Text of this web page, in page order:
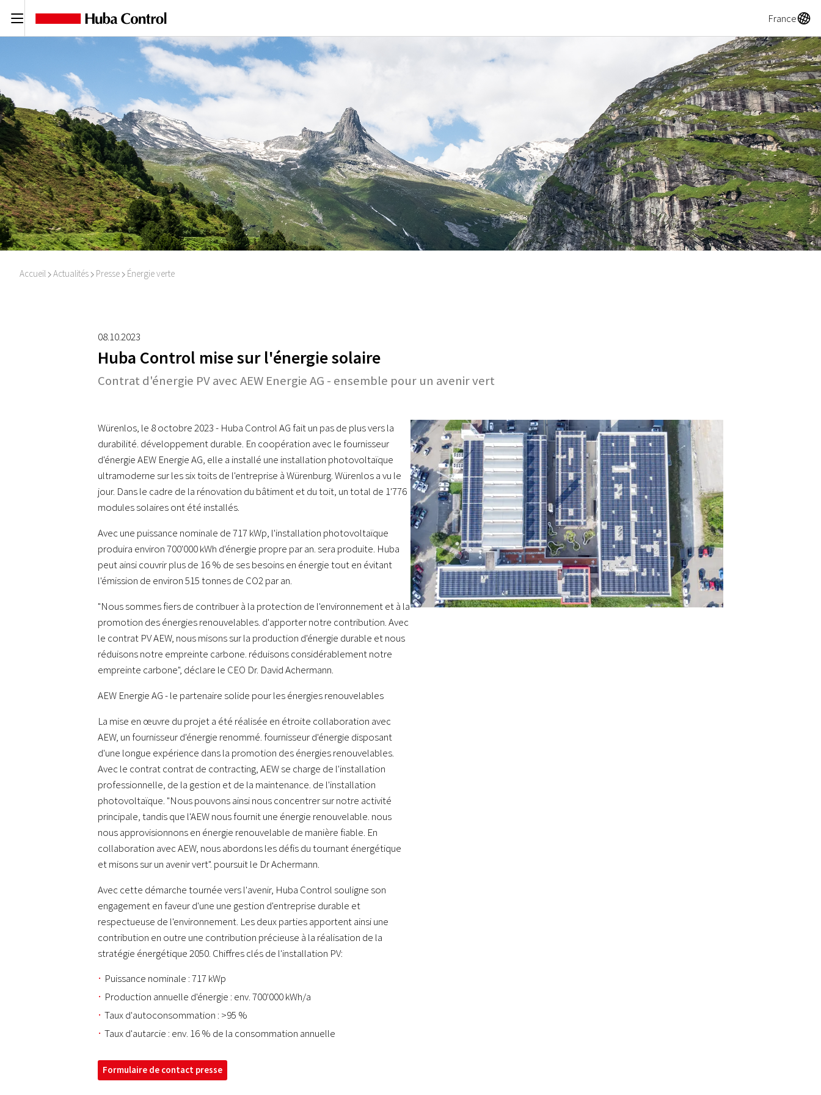
C FranceA
Accueil I Actualités I Presse I Énergie verte
08.10.2023
Huba Control mise sur l'énergie solaire
Contrat d'énergie PV avec AEW Energie AG - ensemble pour un avenir vert
Würenlos, le 8 octobre 2023 - Huba Control AG fait un pas de plus vers la
durabilité. développement durable. En coopération avec le fournisseur
d'énergie AEW Energie AG, elle a installé une installation photovoltaïque
ultramoderne sur les six toits de l'entreprise à Würenburg. Würenlos a vu le
jour. Dans le cadre de la rénovation du bâtiment et du toit, un total de 1'776
modules solaires ont été installés.
Avec une puissance nominale de 717 kWp, l'installation photovoltaïque
produira environ 700'000 kWh d'énergie propre par an. sera produite. Huba
peut ainsi couvrir plus de 16 % de ses besoins en énergie tout en évitant
l'émission de environ 515 tonnes de CO2 par an.
"Nous sommes fiers de contribuer à la protection de l'environnement et à la
promotion des énergies renouvelables. d'apporter notre contribution. Avec
le contrat PV AEW, nous misons sur la production d'énergie durable et nous
réduisons notre empreinte carbone. réduisons considérablement notre
empreinte carbone", déclare le CEO Dr. David Achermann.
AEW Energie AG - le partenaire solide pour les énergies renouvelables
La mise en œuvre du projet a été réalisée en étroite collaboration avec
AEW, un fournisseur d'énergie renommé. fournisseur d'énergie disposant
d'une longue expérience dans la promotion des énergies renouvelables.
Avec le contrat contrat de contracting, AEW se charge de l'installation
professionnelle, de la gestion et de la maintenance. de l'installation
photovoltaïque. "Nous pouvons ainsi nous concentrer sur notre activité
principale, tandis que l'AEW nous fournit une énergie renouvelable. nous
nous approvisionnons en énergie renouvelable de manière fiable. En
collaboration avec AEW, nous abordons les défis du tournant énergétique
et misons sur un avenir vert". poursuit le Dr Achermann.
Avec cette démarche tournée vers l'avenir, Huba Control souligne son
engagement en faveur d'une une gestion d'entreprise durable et
respectueuse de l'environnement. Les deux parties apportent ainsi une
contribution en outre une contribution précieuse à la réalisation de la
stratégie énergétique 2050. Chiffres clés de l'installation PV:
Puissance nominale : 717 kWp
Production annuelle d'énergie : env. 700'000 kWh/a
Taux d'autoconsommation : >95 %
Taux d'autarcie : env. 16 % de la consommation annuelle
Formulaire de contact presse